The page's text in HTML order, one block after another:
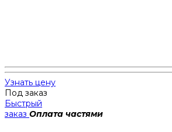
Узнать цену
Под заказ
Быстрый
заказ Оплата частями